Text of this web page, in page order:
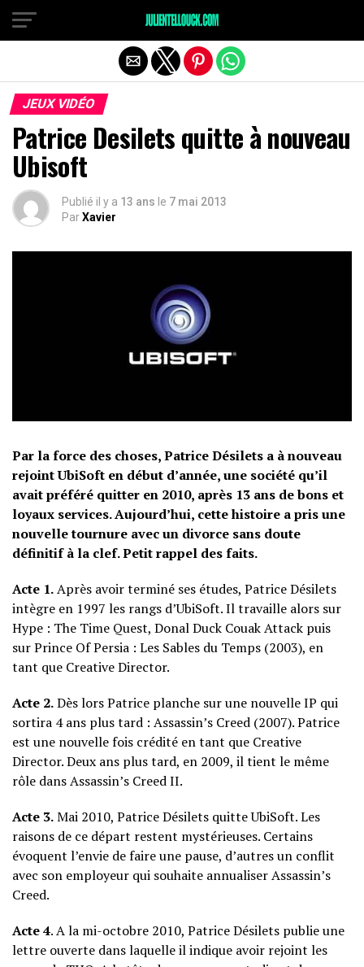
JEUX VIDÉO
Patrice Desilets quitte à nouveau
Ubisoft
Publié il y a 13 ans le 7 mai 2013
ParXavier
Par la force des choses, Patrice Désilets a à nouveau
rejoint UbiSoft en début d’année, une société qu’il
avait préféré quitter en 2010, après 13 ans de bons et
loyaux services. Aujourd’hui, cette histoire a pris une
nouvelle tournure avec un divorce sans doute
définitif à la clef. Petit rappel des faits.
Acte 1.Après avoir terminé ses études, Patrice Désilets
intègre en 1997 les rangs d’UbiSoft. Il travaille alors sur
Hype : The Time Quest, Donal Duck Couak Attack puis
sur Prince Of Persia : Les Sables du Temps (2003), en
tant que Creative Director.
Acte 2.Dès lors Patrice planche sur une nouvelle IP qui
sortira 4 ans plus tard : Assassin’s Creed (2007). Patrice
est une nouvelle fois crédité en tant que Creative
Director. Deux ans plus tard, en 2009, il tient le même
rôle dans Assassin’s Creed II.
Acte 3.Mai 2010, Patrice Désilets quitte UbiSoft. Les
raisons de ce départ restent mystérieuses. Certains
évoquent l’envie de faire une pause, d’autres un conflit
avec son employeur qui souhaite annualiser Assassin’s
Creed.
Acte 4. A la mi-octobre 2010, Patrice Désilets publie une
lettre ouverte dans laquelle il indique avoir rejoint les